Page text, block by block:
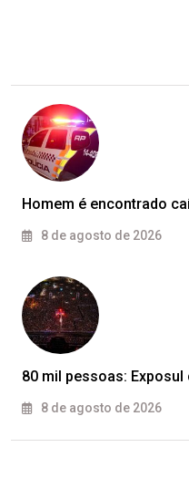
Homem é encontrado
8 de agosto de 2026
80 mil pessoas:
8 de agosto de 2026